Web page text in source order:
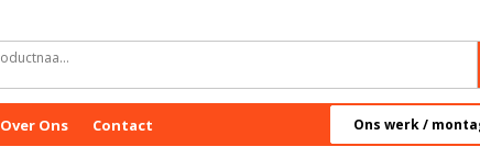
Over Ons Contact Ons werk /